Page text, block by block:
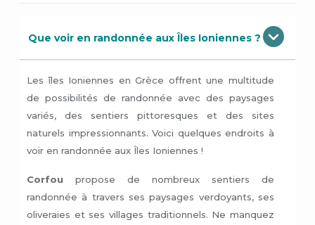
Que voir en randonnée aux Îles Ioniennes ?
Les îles Ioniennes en Grèce offrent une multitude
de possibilités de randonnée avec des paysages
variés, des sentiers pittoresques et des sites
naturels impressionnants. Voici quelques endroits à
voir en randonnée aux Îles Ioniennes !
Corfou propose de nombreux sentiers de
randonnée à travers ses paysages verdoyants, ses
oliveraies et ses villages traditionnels. Ne manquez